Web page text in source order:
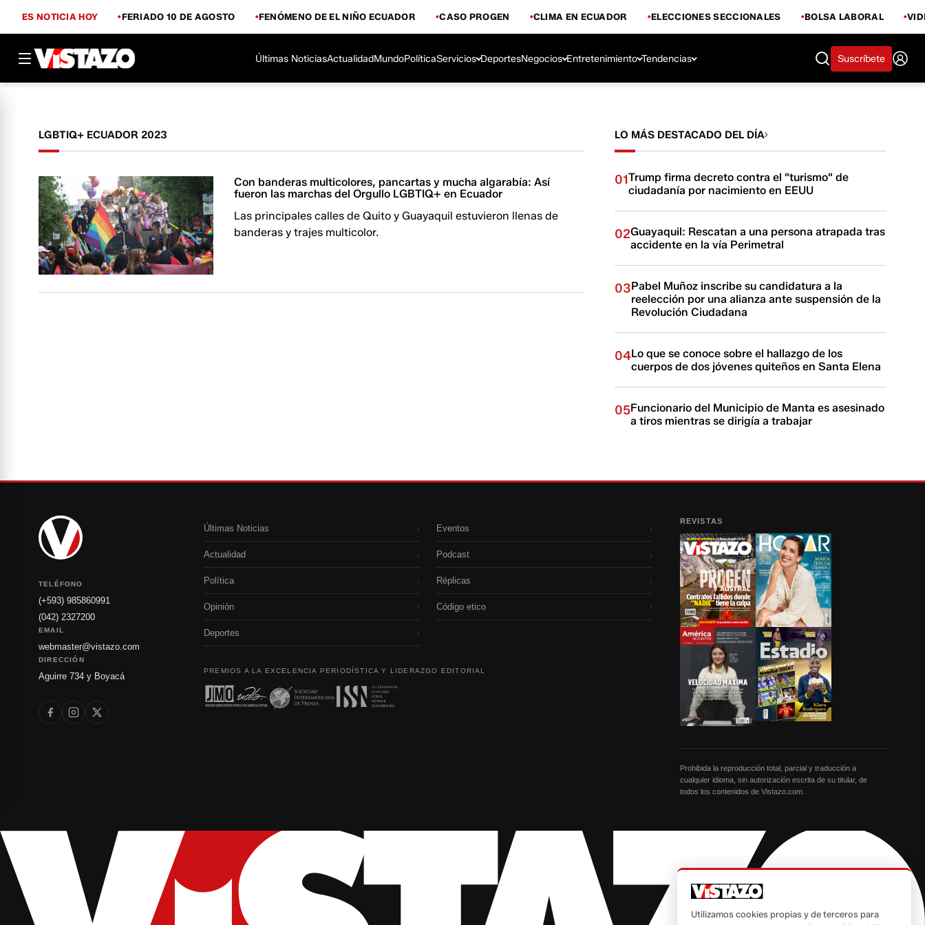
ES NOTICIA HOY FERIADO 10 DE AGOSTO FENÓMENO DE EL NIÑO ECUADOR CASO PROGEN CLIMA EN ECUADOR ELECCIONES SECCIONALES BOLSA LABORAL
Últimas NoticiasActualidadMundoPolíticaServicios DeportesNegocios Entretenimiento Tendencias Suscríbete
LGBTIQ+ ECUADOR 2023
Con banderas multicolores, pancartas y mucha algarabía: Así
fueron las marchas del Orgullo LGBTIQ+ en Ecuador
Las principales calles de Quito y Guayaquil estuvieron llenas de
banderas y trajes multicolor.
LO MÁS DESTACADO DEL DÍA
01Trump firma decreto contra el "turismo" de
ciudadanía por nacimiento en EEUU
02Guayaquil: Rescatan a una persona atrapada tras
accidente en la vía Perimetral
03Pabel Muñoz inscribe su candidatura a la
reelección por una alianza ante suspensión de la
Revolución Ciudadana
04Lo que se conoce sobre el hallazgo de los
cuerpos de dos jóvenes quiteños en Santa Elena
05Funcionario del Municipio de Manta es asesinado
a tiros mientras se dirigía a trabajar
TELÉFONO
(+593) 985860991
(042) 2327200
EMAIL
webmaster@vistazo.com
DIRECCIÓN
Aguirre 734 y Boyacá
Últimas Noticias ›
Actualidad ›
Política ›
Opinión ›
Deportes ›
Eventos ›
Podcast ›
Réplicas ›
Código etico ›
PREMIOS A LA EXCELENCIA PERIODÍSTICA Y LIDERAZGO EDITORIAL
REVISTAS
Prohibida la reproducción total, parcial y traducción a
cualquier idioma, sin autorización escrita de su titular, de
todos los contenidos de Vistazo.com.
Utilizamos cookies propias y de terceros para